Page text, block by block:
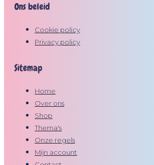
Ons beleid
Cookie policy
Privacy policy
Sitemap
Home
Over ons
Shop
Thema's
Onze regels
Mijn account